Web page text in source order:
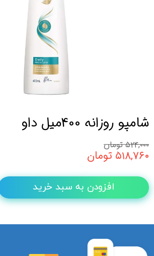
شامپو روزانه 400میل داو
۵۲۴,۰۰۰ تومان
۵۱۸,۷۶۰ تومان
افزودن به سبد خرید